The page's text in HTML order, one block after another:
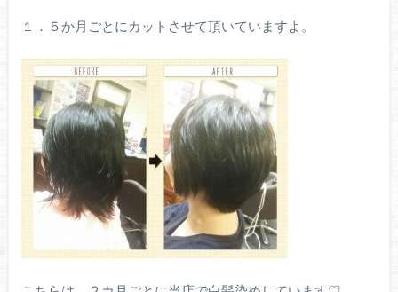
１．５か月ごとにカットさせて頂いていますよ。